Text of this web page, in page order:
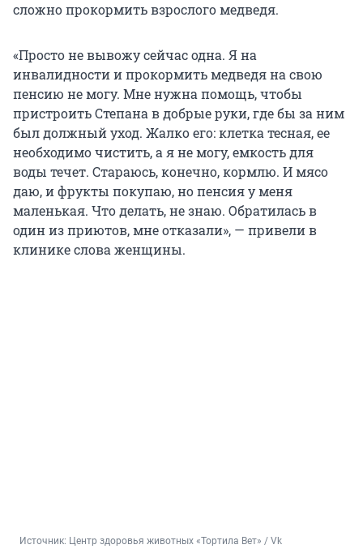
сложно прокормить взрослого медведя.
«Просто не вывожу сейчас одна. Я на
инвалидности и прокормить медведя на свою
пенсию не могу. Мне нужна помощь, чтобы
пристроить Степана в добрые руки, где бы за ним
был должный уход. Жалко его: клетка тесная, ее
необходимо чистить, а я не могу, емкость для
воды течет. Стараюсь, конечно, кормлю. И мясо
даю, и фрукты покупаю, но пенсия у меня
маленькая. Что делать, не знаю. Обратилась в
один из приютов, мне отказали», — привели в
клинике слова женщины.
Источник: Центр здоровья животных «Тортила Вет» / Vk